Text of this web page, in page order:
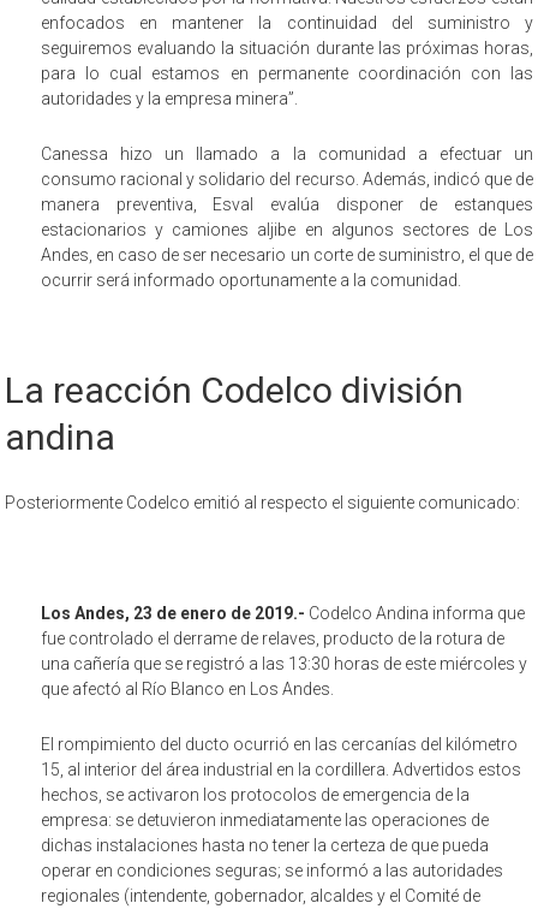
enfocados en mantener la continuidad del suministro y
seguiremos evaluando la situación durante las próximas horas,
para lo cual estamos en permanente coordinación con las
autoridades y la empresa minera”.
Canessa hizo un llamado a la comunidad a efectuar un
consumo racional y solidario del recurso. Además, indicó que de
manera preventiva, Esval evalúa disponer de estanques
estacionarios y camiones aljibe en algunos sectores de Los
Andes, en caso de ser necesario un corte de suministro, el que de
ocurrir será informado oportunamente a la comunidad.
La reacción Codelco división
andina
Posteriormente Codelco emitió al respecto el siguiente comunicado:
Los Andes, 23 de enero de 2019.- Codelco Andina informa que
fue controlado el derrame de relaves, producto de la rotura de
una cañería que se registró a las 13:30 horas de este miércoles y
que afectó al Río Blanco en Los Andes.
El rompimiento del ducto ocurrió en las cercanías del kilómetro
15, al interior del área industrial en la cordillera. Advertidos estos
hechos, se activaron los protocolos de emergencia de la
empresa: se detuvieron inmediatamente las operaciones de
dichas instalaciones hasta no tener la certeza de que pueda
operar en condiciones seguras; se informó a las autoridades
regionales (intendente, gobernador, alcaldes y el Comité de